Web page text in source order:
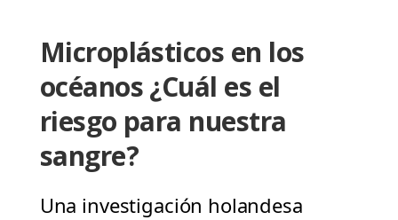
Microplásticos en los
océanos ¿Cuál es el
riesgo para nuestra
sangre?
Una investigación holandesa